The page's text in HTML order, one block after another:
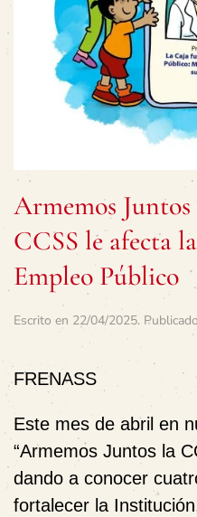
Armemos
CCSS le afecta
Empleo Público
Escrito en 22/04/2025.
FRENASS
Este mes de abril en
“Armemos Juntos la
dando a conocer
fortalecer la